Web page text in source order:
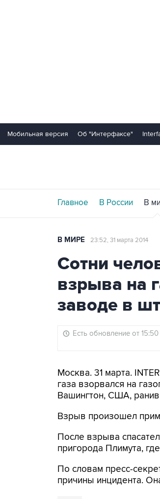
Мобильная версия Об "Интерфаксе"
Главное В России В
В МИРЕ 23:52, 31 марта 2014
Сотни
взрыва на
заводе в
Есть обновление от 15:50
Москва. 31 марта.
газа взорвался на
Вашингтон, США, ранив
Взрыв произошел
После взрыва
пригорода Плимута,
По словам пресс-
причины инцидента.